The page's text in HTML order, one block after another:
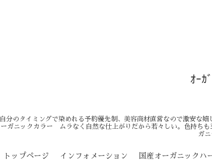
ｵｰｶ
自分のタイミングで染めれる予約優先制、美容商材直営なので激安な
ーガニックカラー ムラなく自然な仕上がりだから若々しい。色持ち
ガ
トップページ インフォメーション 国産オーガニックハ